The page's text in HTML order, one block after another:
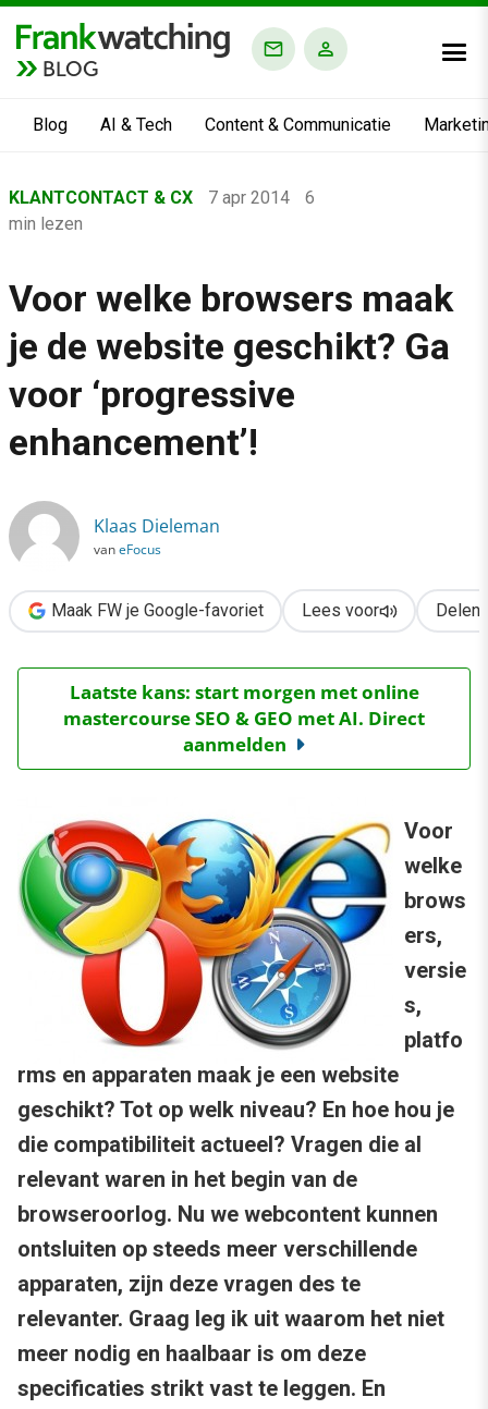
BLOG
Blog AI & Tech Content & Communicatie
›
Klantcontact & CX
Voor welke browsers maak je de website geschikt? Ga voor
KLANTCONTACT & CX 7 apr 2014
6
min lezen
Voor welke browsers maak
je de website geschikt? Ga
voor ‘progressive
enhancement’!
Klaas Dieleman
vaneFocus
Maak FW je Google-favoriet Lees voor Delen
Laatste kans: start morgen met online
mastercourse SEO & GEO met AI. Direct
aanmelden
Voor
welke
brows
ers,
versie
s,
platfo
rms en apparaten maak je een website
geschikt? Tot op welk niveau? En hoe hou je
die compatibiliteit actueel? Vragen die al
relevant waren in het begin van de
browseroorlog. Nu we webcontent kunnen
ontsluiten op steeds meer verschillende
apparaten, zijn deze vragen des te
relevanter. Graag leg ik uit waarom het niet
meer nodig en haalbaar is om deze
specificaties strikt vast te leggen. En